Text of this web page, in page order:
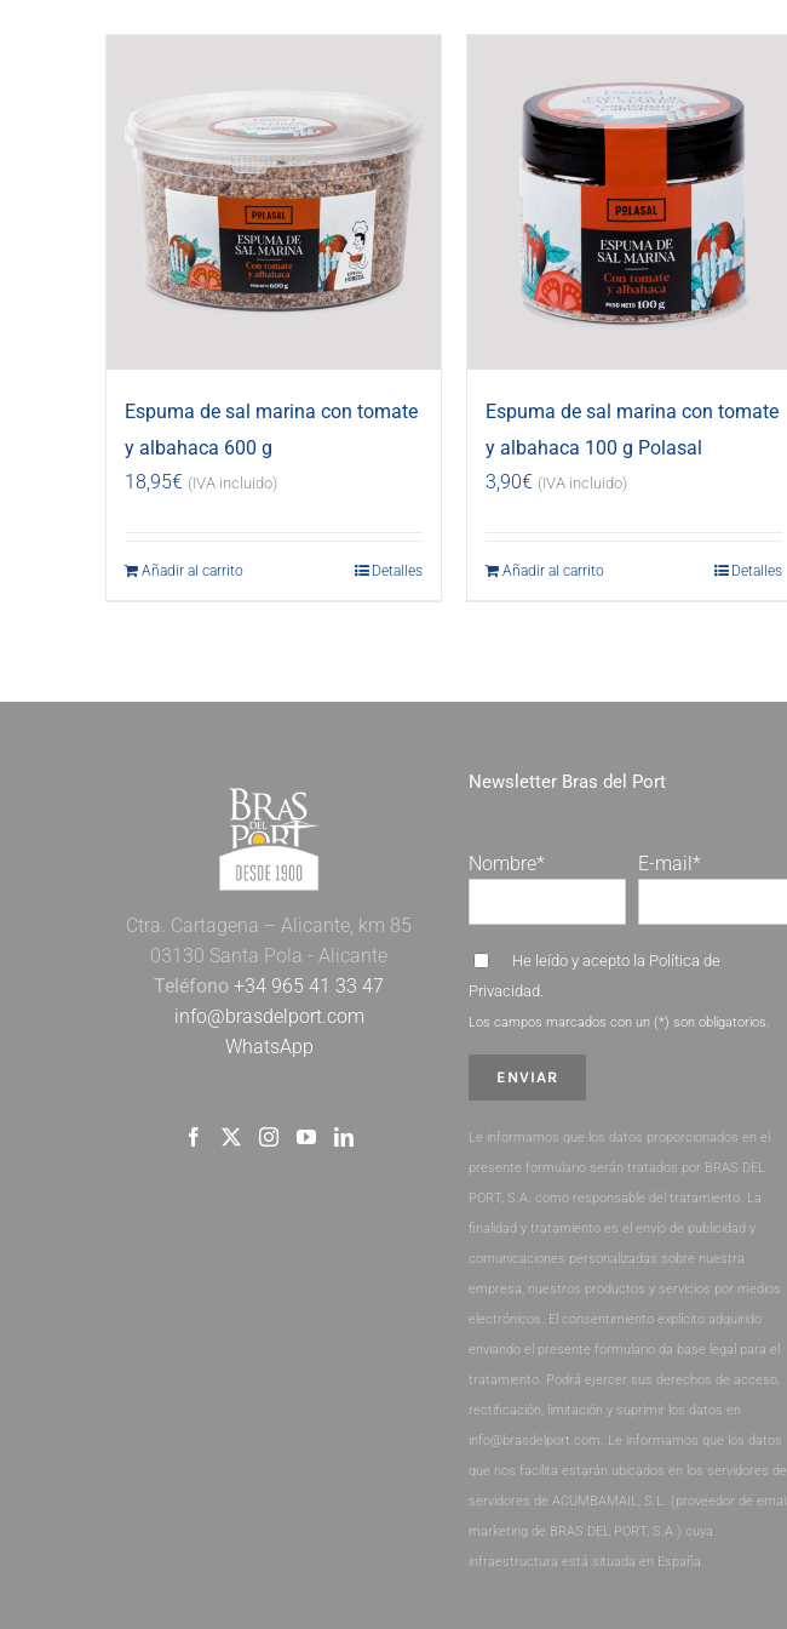
Espuma de sal marina con tomate
y albahaca 600 g
18,95€ (IVA incluido)
Añadir al carrito Detalles
Espuma de sal marina con tomate
y albahaca 100 g Polasal
3,90€ (IVA incluido)
Añadir al carrito Detalles
Ctra. Cartagena – Alicante, km 85
03130 Santa Pola - Alicante
Teléfono +34 965 41 33 47
info@brasdelport.com
WhatsApp
Newsletter Bras del Port
Nombre* E-mail*
He leído y acepto la Política de
Privacidad
Los campos marcados con un (*) son obligatorios.
Le informamos que los datos proporcionados en el
presente formulario serán tratados por BRAS DEL
PORT, S.A. como responsable del tratamiento. La
finalidad y tratamiento es el envío de publicidad y
comunicaciones personalizadas sobre nuestra
empresa, nuestros productos y servicios por medios
electrónicos. El consentimiento explícito adquirido
enviando el presente formulario da base legal para el
tratamiento. Podrá ejercer sus derechos de acceso,
rectificación, limitación y suprimir los datos en
info@brasdelport.com. Le informamos que los datos
que nos facilita estarán ubicados en los servidores de
servidores de ACUMBAMAIL, S.L. (proveedor de email
marketing de BRAS DEL PORT, S.A.) cuya
infraestructura está situada en España.